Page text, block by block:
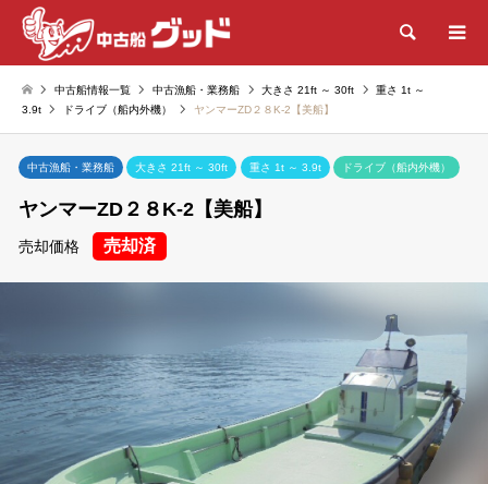
検索
中古船情報一覧 中古漁船・業務船 大きさ 21ft ～ 30ft
重さ 1t ～
3.9t
ドライブ（船内外機） ヤンマーZD２８K-2【美船】
中古漁船・業務船 大きさ 21ft ～ 30ft 重さ 1t ～ 3.9t ドライブ（船内外機）
ヤンマーZD２８K-2【美船】
売却価格 売却済